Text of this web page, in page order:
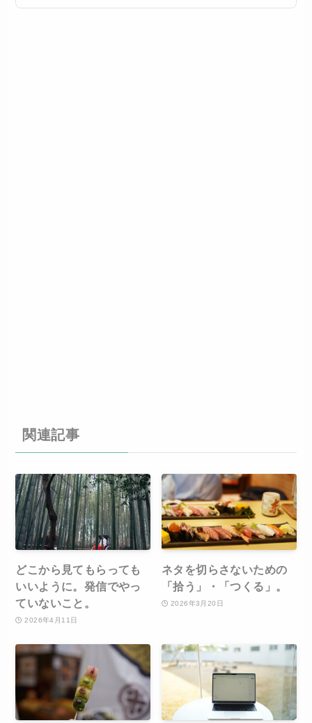
関連記事
どこから見てもらっても
いいように。発信でやっ
ていないこと。
2026年4月11日
ネタを切らさないための
「拾う」・「つくる」。
2026年3月20日